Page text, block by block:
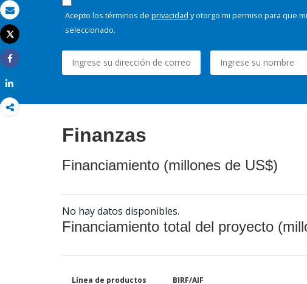
Correo electrónico
Imprimir
Tweet
Share
Acepto los términos de privacidad y otorgo mi permiso para que
seleccionado.
Finanzas
Financiamiento (millones de US$)
No hay datos disponibles.
Financiamiento total del proyecto
Línea de productos BIRF/AIF